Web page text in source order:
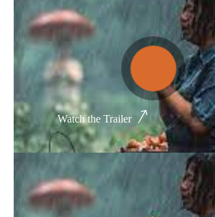
Thể loại phim
Phim kinh dị
Hài hước
Hoạt hình
Hành động
Tình cảm
Watch the Trailer